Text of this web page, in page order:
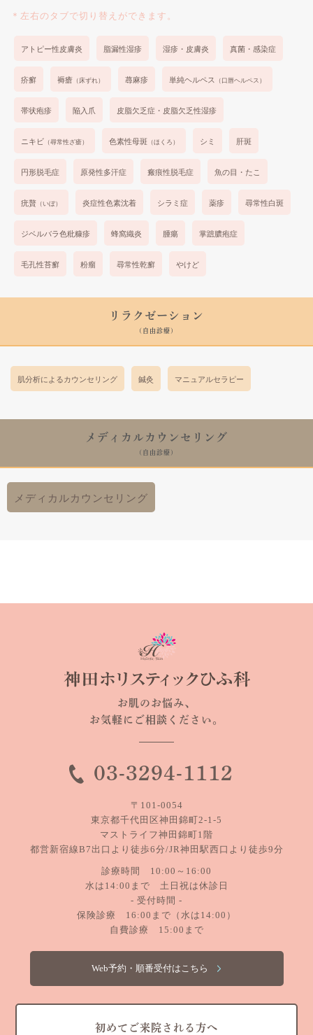
＊左右のタブで切り替えができます。
アトピー性皮膚炎 脂漏性湿疹 湿疹・皮膚炎 真菌・感染症
疥癬 褥瘡 （床ずれ） 蕁麻疹 単純ヘルペス （口唇ヘルペス）
帯状疱疹 陥入爪 皮脂欠乏症・皮脂欠乏性湿疹
ニキビ （尋常性ざ瘡） 色素性母斑 （ほくろ） シミ 肝斑
円形脱毛症 原発性多汗症 瘢痕性脱毛症 魚の目・たこ
疣贅 （いぼ） 炎症性色素沈着 シラミ症 薬疹 尋常性白斑
ジベルバラ色粃糠疹 蜂窩織炎 腫瘍 掌蹠膿疱症
毛孔性苔癬 粉瘤 尋常性乾癬 やけど
リラクゼーション
(自由診療)
肌分析によるカウンセリング 鍼灸 マニュアルセラピー
メディカルカウンセリング
(自由診療)
メディカルカウンセリング
お肌のお悩み、
お気軽にご相談ください。
03-3294-1112
〒101-0054
東京都千代田区神田錦町2-1-5
マストライフ神田錦町1階
都営新宿線B7出口より徒歩6分/JR神田駅西口より徒歩9分
診療時間 10:00～16:00
水は14:00まで 土日祝は休診日
- 受付時間 -
保険診療 16:00まで（水は14:00）
自費診療 15:00まで
Web予約・順番受付はこちら
初めてご来院される方へ